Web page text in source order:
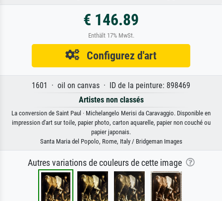
€ 146.89
Enthält 17% MwSt.
Configurez d'art
1601 · oil on canvas · ID de la peinture: 898469
Artistes non classés
La conversion de Saint Paul · Michelangelo Merisi da Caravaggio. Disponible en
impression d'art sur toile, papier photo, carton aquarelle, papier non couché ou
papier japonais.
Santa Maria del Popolo, Rome, Italy / Bridgeman Images
Autres variations de couleurs de cette image